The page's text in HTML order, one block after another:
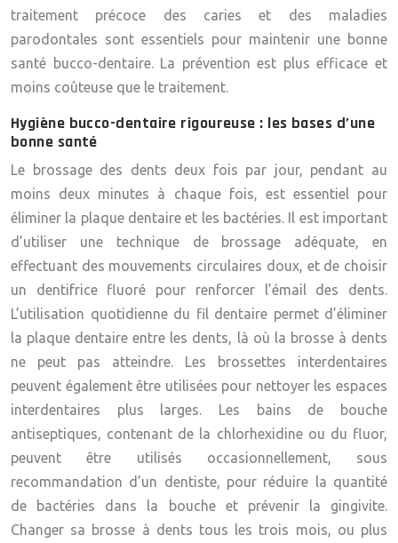
traitement précoce des caries et des maladies
parodontales sont essentiels pour maintenir une bonne
santé bucco-dentaire. La prévention est plus efficace et
moins coûteuse que le traitement.
Hygiène bucco-dentaire rigoureuse : les bases d’une
bonne santé
Le brossage des dents deux fois par jour, pendant au
moins deux minutes à chaque fois, est essentiel pour
éliminer la plaque dentaire et les bactéries. Il est important
d’utiliser une technique de brossage adéquate, en
effectuant des mouvements circulaires doux, et de choisir
un dentifrice fluoré pour renforcer l’émail des dents.
L’utilisation quotidienne du fil dentaire permet d’éliminer
la plaque dentaire entre les dents, là où la brosse à dents
ne peut pas atteindre. Les brossettes interdentaires
peuvent également être utilisées pour nettoyer les espaces
interdentaires plus larges. Les bains de bouche
antiseptiques, contenant de la chlorhexidine ou du fluor,
peuvent être utilisés occasionnellement, sous
recommandation d’un dentiste, pour réduire la quantité
de bactéries dans la bouche et prévenir la gingivite.
Changer sa brosse à dents tous les trois mois, ou plus